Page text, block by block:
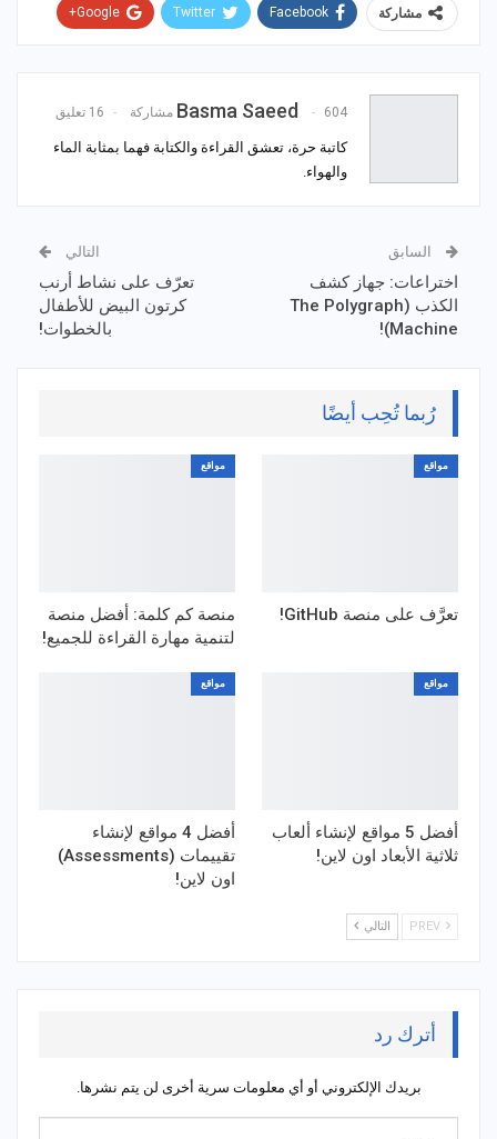
مشاركة Facebook
Twitter
Google+
Basma Saeed 604 مشاركة 16 تعليق
كاتبة حرة، تعشق القراءة والكتابة فهما بمثابة الماء
والهواء.
السابق
اختراعات: جهاز كشف
الكذب (The Polygraph
Machine)!
التالي
تعرّف على نشاط أرنب
كرتون البيض للأطفال
بالخطوات!
رُبما تُحِب أيضًا
مواقع
تعرَّف على منصة GitHub!
مواقع
منصة كم كلمة: أفضل منصة
لتنمية مهارة القراءة للجميع!
مواقع
أفضل 5 مواقع لإنشاء ألعاب
ثلاثية الأبعاد اون لاين!
مواقع
أفضل 4 مواقع لإنشاء
تقييمات (Assessments)
اون لاين!
التالي
أترك رد
بريدك الإلكتروني أو أي معلومات سرية أخرى لن يتم نشرها.